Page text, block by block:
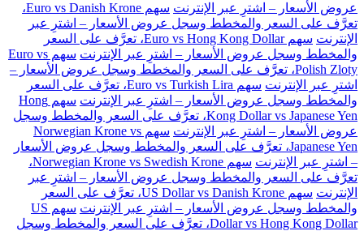
عروض الأسعار – اشترِ عبر الإنترنت
سهم Euro vs Danish Krone،
تعرَّف على السعر والمخطط وسجل عروض الأسعار – اشترِ عبر
الإنترنت
سهم Euro vs Hong Kong Dollar، تعرَّف على السعر
والمخطط وسجل عروض الأسعار – اشترِ عبر الإنترنت
سهم Euro vs
Polish Zloty، تعرَّف على السعر والمخطط وسجل عروض الأسعار –
اشترِ عبر الإنترنت
سهم Euro vs Turkish Lira، تعرَّف على السعر
والمخطط وسجل عروض الأسعار – اشترِ عبر الإنترنت
سهم Hong
Kong Dollar vs Japanese Yen، تعرَّف على السعر والمخطط وسجل
عروض الأسعار – اشترِ عبر الإنترنت
سهم Norwegian Krone vs
Japanese Yen، تعرَّف على السعر والمخطط وسجل عروض الأسعار
– اشترِ عبر الإنترنت
سهم Norwegian Krone vs Swedish Krone،
تعرَّف على السعر والمخطط وسجل عروض الأسعار – اشترِ عبر
الإنترنت
سهم US Dollar vs Danish Krone، تعرَّف على السعر
والمخطط وسجل عروض الأسعار – اشترِ عبر الإنترنت
سهم US
Dollar vs Hong Kong Dollar، تعرَّف على السعر والمخطط وسجل